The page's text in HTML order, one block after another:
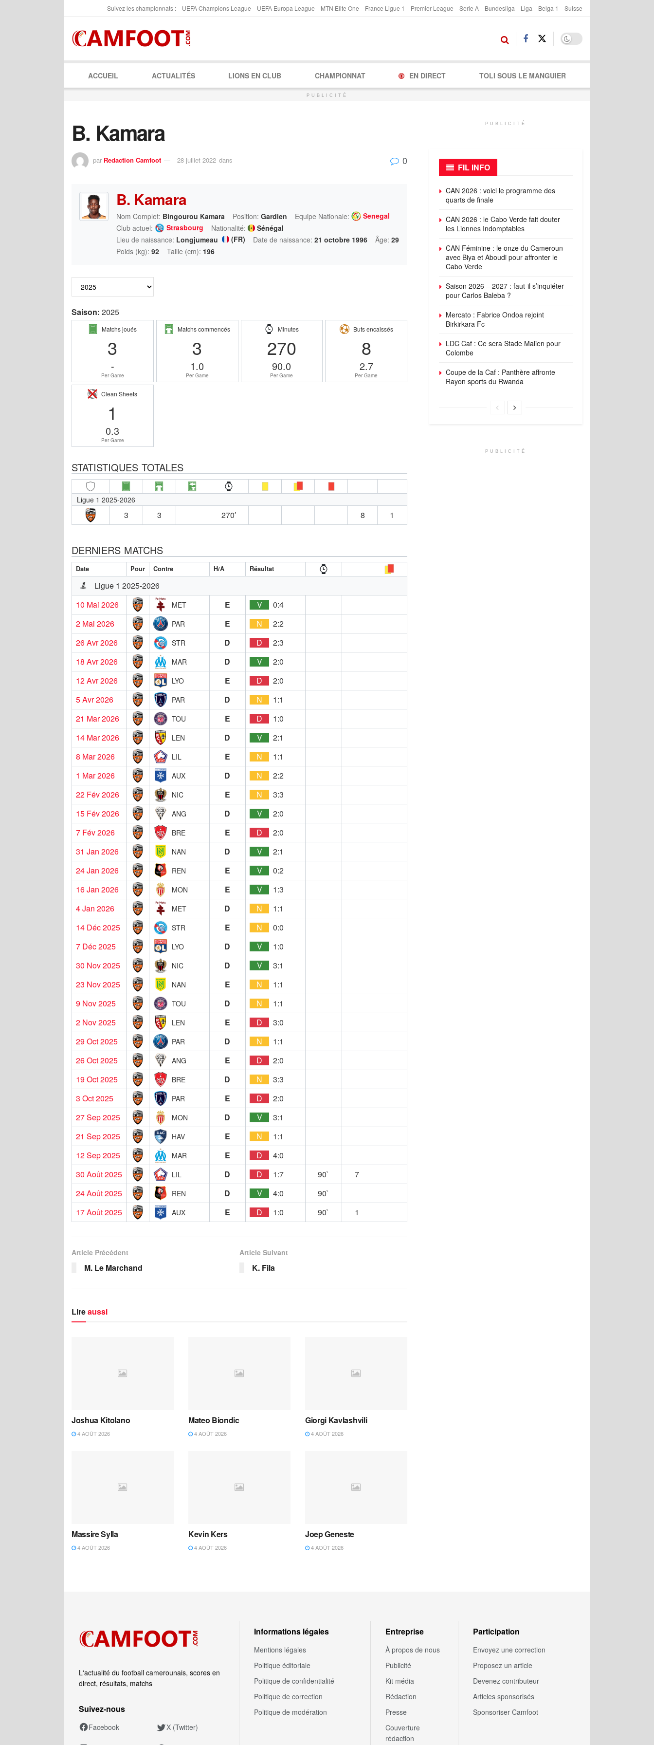
Suivez les championnats : UEFA Champions League UEFA Europa League MTN Elite One France Ligue 1 Premier League Serie A Bundesliga Liga Belga 1 Suisse
ACCUEIL ACTUALITÉS LIONS EN CLUB CHAMPIONNAT EN DIRECT TOLI SOUS LE MANGUIER
PUBLICITÉ
B. Kamara
par Redaction Camfoot 28 juillet 2022 dans 0
B. Kamara
Nom Complet: Bingourou Kamara Position: Gardien Equipe Nationale:
Senegal
Club actuel:
Strasbourg Nationalité:
Sénégal
Lieu de naissance: Longjumeau (FR) Date de naissance: 21 octobre 1996 Âge: 29
Poids (kg): 92 Taille (cm): 196
Saison: 2025
Matchs joués
3
-
Per Game
Matchs commencés
3
1.0
Per Game
Minutes
270
90.0
Per Game
Buts encaissés
8
2.7
Per Game
Clean Sheets
1
0.3
Per Game
STATISTIQUES TOTALES
Ligue 1 2025-2026
3 3 270′ 8 1
DERNIERS MATCHS
Date Pour Contre H/A Résultat
Ligue 1 2025-2026
10 Mai 2026
MET E V
0:4
2 Mai 2026
PAR E N
2:2
26 Avr 2026
STR D D
2:3
18 Avr 2026
MAR D V
2:0
12 Avr 2026
LYO E D
2:0
5 Avr 2026
PAR D N
1:1
21 Mar 2026
TOU E D
1:0
14 Mar 2026
LEN D V
2:1
8 Mar 2026
LIL E N
1:1
1 Mar 2026
AUX D N
2:2
22 Fév 2026
NIC E N
3:3
15 Fév 2026
ANG D V
2:0
7 Fév 2026
BRE E D
2:0
31 Jan 2026
NAN D V
2:1
24 Jan 2026
REN E V
0:2
16 Jan 2026
MON E V
1:3
4 Jan 2026
MET D N
1:1
14 Déc 2025
STR E N
0:0
7 Déc 2025
LYO D V
1:0
30 Nov 2025
NIC D V
3:1
23 Nov 2025
NAN E N
1:1
9 Nov 2025
TOU D N
1:1
2 Nov 2025
LEN E D
3:0
29 Oct 2025
PAR D N
1:1
26 Oct 2025
ANG E D
2:0
19 Oct 2025
BRE D N
3:3
3 Oct 2025
PAR E D
2:0
27 Sep 2025
MON D V
3:1
21 Sep 2025
HAV E N
1:1
12 Sep 2025
MAR E D
4:0
30 Août 2025
LIL D D 1:7 90`
7
24 Août 2025
REN D V 4:0
90`
17 Août 2025
AUX E D 1:0 90` 1
Article Précédent
M. Le Marchand
Article Suivant
K. Fila
Lireaussi
Joshua Kitolano
4 AOÛT 2026
Mateo Biondic
4 AOÛT 2026
Giorgi Kavlashvili
4 AOÛT 2026
Massire Sylla
4 AOÛT 2026
Kevin Kers
4 AOÛT 2026
Joep Geneste
4 AOÛT 2026
PUBLICITÉ
FIL INFO
CAN 2026 : voici le programme des
quarts de finale
CAN 2026 : le Cabo Verde fait douter
les Lionnes Indomptables
CAN Féminine : le onze du Cameroun
avec Biya et Aboudi pour affronter le
Cabo Verde
Saison 2026 – 2027 : faut-il s’inquiéter
pour Carlos Baleba ?
Mercato : Fabrice Ondoa rejoint
Birkirkara Fc
LDC Caf : Ce sera Stade Malien pour
Colombe
Coupe de la Caf : Panthère affronte
Rayon sports du Rwanda
PUBLICITÉ
L'actualité du football camerounais, scores en
direct, résultats, matchs
Suivez‑nous
Facebook X (Twitter)
Informations légales
Mentions légales
Politique éditoriale
Politique de confidentialité
Politique de correction
Politique de modération
Entreprise
À propos de nous
Publicité
Kit média
Rédaction
Presse
Couverture
rédaction
Participation
Envoyez une correction
Proposez un article
Devenez contributeur
Articles sponsorisés
Sponsoriser Camfoot